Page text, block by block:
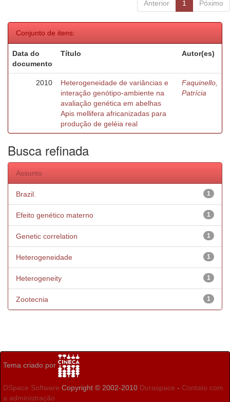
Anterior 1 Póximo
Conjunto de itens:
Data do
documento
Título Autor(es)
2010
Heterogeneidade de variâncias e
interação genótipo-ambiente na
avaliação genética em abelhas
Apis mellifera africanizadas para
produção de geléia real
Faquinello,
Patrícia
Busca refinada
Assunto
1
Brazil.
1
Efeito genético materno
1
Genetic correlation
1
Heterogeneidade
1
Heterogeneity
1
Zootecnia
Tema criado por
DSpace Software Copyright © 2002-2010 Duraspace - Contato com
a administração